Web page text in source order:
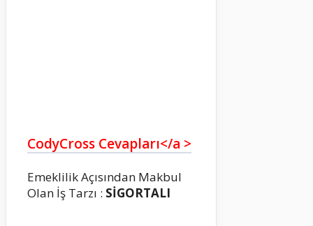
CodyCross Cevapları</a >
Emeklilik Açısından Makbul
Olan İş Tarzı : SİGORTALI